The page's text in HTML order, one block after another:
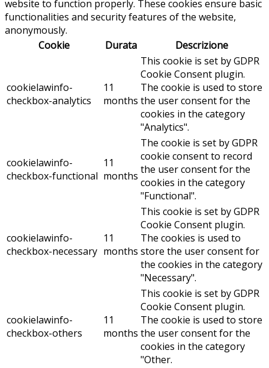
website to function properly. These cookies ensure basic
functionalities and security features of the website,
anonymously.
Cookie
Durata Descrizione
cookielawinfo-
checkbox-analytics
11
months
This cookie is set by GDPR
Cookie Consent plugin.
The cookie is used to store
the user consent for the
cookies in the category
"Analytics".
cookielawinfo-
checkbox-functional
11
months
The cookie is set by GDPR
cookie consent to record
the user consent for the
cookies in the category
"Functional".
cookielawinfo-
checkbox-necessary
11
months
This cookie is set by GDPR
Cookie Consent plugin.
The cookies is used to
store the user consent for
the cookies in the category
"Necessary".
cookielawinfo-
checkbox-others
11
months
This cookie is set by GDPR
Cookie Consent plugin.
The cookie is used to store
the user consent for the
cookies in the category
"Other.